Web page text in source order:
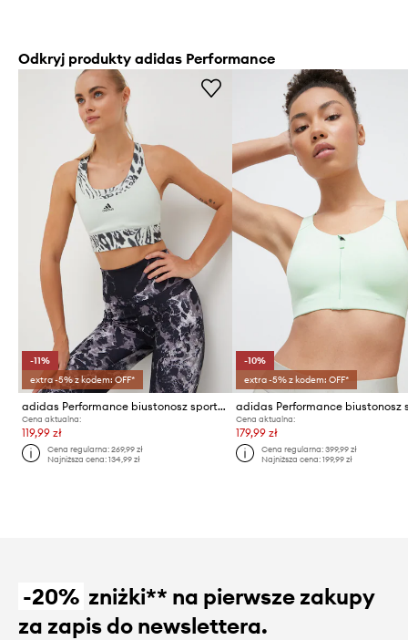
Odkryj produkty adidas Performance
-11%
extra -5% z kodem: OFF*
adidas Performance biustonosz sportowy
Cena aktualna:
119,99 zł
Cena regularna:269,99 zł
Najniższa cena:134,99 zł
-10%
extra -5% z kodem: OFF*
Cena aktualna:
179,99 zł
Cena regularna: 399,99 zł
Najniższa cena: 199,99 zł
-20% zniżki** na pierwsze zakupy
za zapis do newslettera.